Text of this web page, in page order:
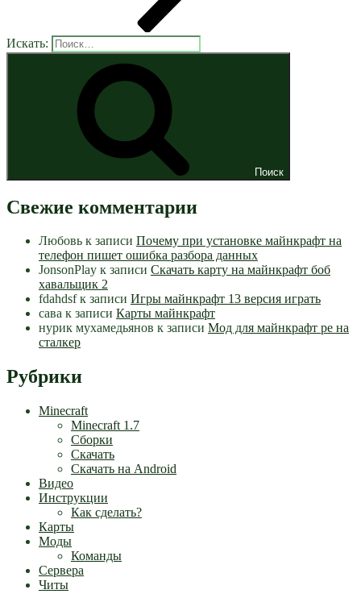
Искать:
Поиск
Свежие комментарии
Любовь к записи Почему при установке майнкрафт на
телефон пишет ошибка разбора данных
JonsonPlay к записи Скачать карту на майнкрафт боб
хавальщик 2
fdahdsfк записи Игры майнкрафт 13 версия играть
сава к записи Карты майнкрафт
нурик мухамедьянов к записи Мод для майнкрафт pe на
сталкер
Рубрики
Minecraft
Minecraft 1.7
Сборки
Скачать
Скачать на Android
Видео
Инструкции
Как сделать?
Карты
Моды
Команды
Сервера
Читы